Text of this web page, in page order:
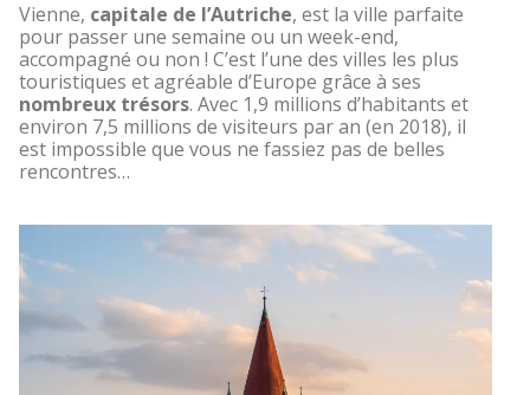
Vienne, capitale de l’Autriche, est la ville parfaite
pour passer une semaine ou un week-end,
accompagné ou non ! C’est l’une des villes les plus
touristiques et agréable d’Europe grâce à ses
nombreux trésors. Avec 1,9 millions d’habitants et
environ 7,5 millions de visiteurs par an (en 2018), il
est impossible que vous ne fassiez pas de belles
rencontres…